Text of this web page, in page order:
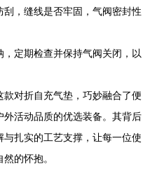
刮，缝线是否牢固，气阀密封性
，定期检查并保持气阀关闭，以
对折自充气垫，巧妙融合了便
活动品质的优选装备。其背后
扎实的工艺支撑，让每一位使
的怀抱。